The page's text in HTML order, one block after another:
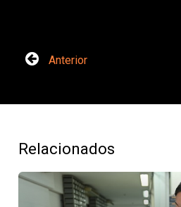
Anterior
Relacionados